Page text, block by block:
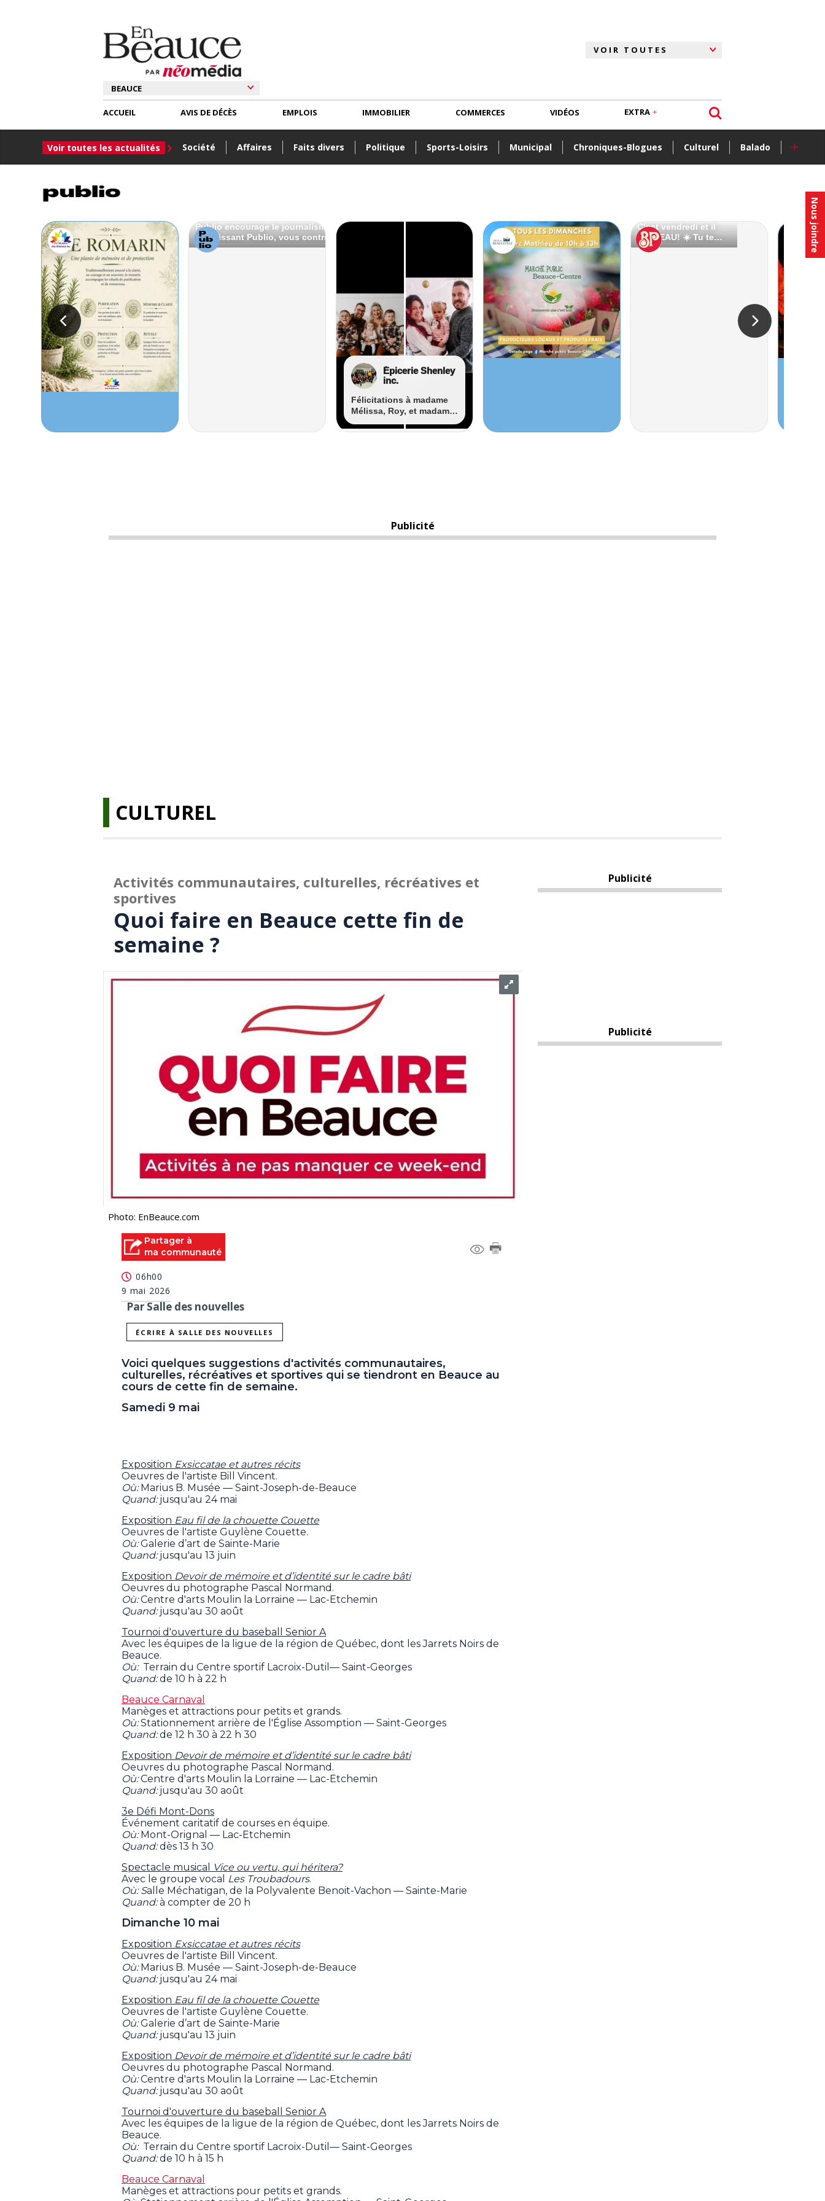
Nous joindre
ACCUEIL
Voir toutes les actualités Société Affaires Faits divers Politique Sports-Loisirs Municipal Chroniques-Blogues Culturel Balado +
AVIS DE DÉCÈS EMPLOIS IMMOBILIER COMMERCES VIDÉOS EXTRA
Publicité
CULTUREL
Activités communautaires, culturelles, récréatives et
sportives
Quoi faire en Beauce cette fin de
semaine ?
Photo: EnBeauce.com
Partager à
ma communauté
06h00
9 mai 2026
Par Salle des nouvelles
ÉCRIRE À SALLE DES NOUVELLES
Voici quelques suggestions d'activités communautaires,
culturelles, récréatives et sportives qui se tiendront en Beauce au
cours de cette fin de semaine.
Samedi 9 mai
Exposition Exsiccatae et autres récits
Oeuvres de l'artiste Bill Vincent.
Où:Marius B. Musée — Saint-Joseph-de-Beauce
Quand:jusqu'au 24 mai
Exposition Eau fil de la chouette Couette
Oeuvres de l'artiste Guylène Couette.
Où:Galerie d’art de Sainte-Marie
Quand:jusqu'au 13 juin
Exposition Devoir de mémoire et d’identité sur le cadre bâti
Oeuvres du photographe Pascal Normand.
Où:Centre d'arts Moulin la Lorraine — Lac-Etchemin
Quand:jusqu'au 30 août
Tournoi d'ouverture du baseball Senior A
Avec les équipes de la ligue de la région de Québec, dont les Jarrets Noirs de
Beauce.
Où: Terrain du Centre sportif Lacroix-Dutil— Saint-Georges
Quand:de 10 h à 22 h
Beauce Carnaval
Manèges et attractions pour petits et grands.
Où:Stationnement arrière de l'Église Assomption — Saint-Georges
Quand:de 12 h 30 à 22 h 30
Exposition Devoir de mémoire et d’identité sur le cadre bâti
Oeuvres du photographe Pascal Normand.
Où:Centre d'arts Moulin la Lorraine — Lac-Etchemin
Quand:jusqu'au 30 août
3e Défi Mont-Dons
Événement caritatif de courses en équipe.
Où:Mont-Orignal — Lac-Etchemin
Quand:dès 13 h 30
Spectacle musical
Vice ou vertu, qui héritera?
Avec le groupe vocal
Les Troubadours.
Où: Salle Méchatigan, de la Polyvalente Benoit-Vachon — Sainte-Marie
Quand:à compter de 20 h
Dimanche 10 mai
Exposition Exsiccatae et autres récits
Oeuvres de l'artiste Bill Vincent.
Où:Marius B. Musée — Saint-Joseph-de-Beauce
Quand:jusqu'au 24 mai
Exposition Eau fil de la chouette Couette
Oeuvres de l'artiste Guylène Couette.
Où:Galerie d’art de Sainte-Marie
Quand:jusqu'au 13 juin
Exposition Devoir de mémoire et d’identité sur le cadre bâti
Oeuvres du photographe Pascal Normand.
Où:Centre d'arts Moulin la Lorraine — Lac-Etchemin
Quand:jusqu'au 30 août
Tournoi d'ouverture du baseball Senior A
Avec les équipes de la ligue de la région de Québec, dont les Jarrets Noirs de
Beauce.
Où: Terrain du Centre sportif Lacroix-Dutil— Saint-Georges
Quand:de 10 h à 15 h
Beauce Carnaval
Manèges et attractions pour petits et grands.
Publicité
Publicité